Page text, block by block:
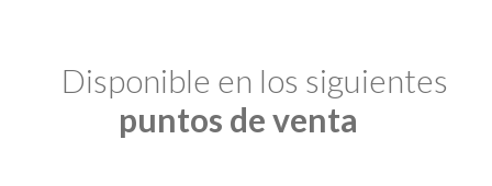
Disponible en los siguientes
puntos de venta